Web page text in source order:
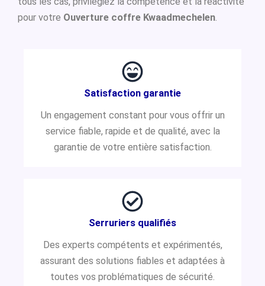
pour votre Ouverture coffre Kwaadmechelen.
Satisfaction garantie
Un engagement constant pour vous offrir un
service fiable, rapide et de qualité, avec la
garantie de votre entière satisfaction.
Serruriers qualifiés
Des experts compétents et expérimentés,
assurant des solutions fiables et adaptées à
toutes vos problématiques de sécurité.